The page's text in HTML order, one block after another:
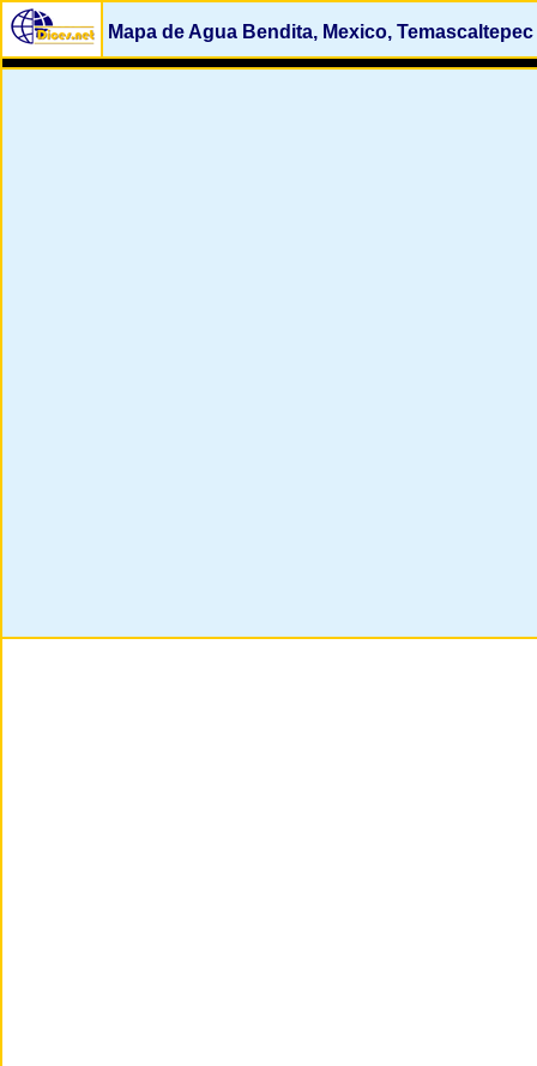
Mapa de Agua Bendita, Mexico, Temascaltepec